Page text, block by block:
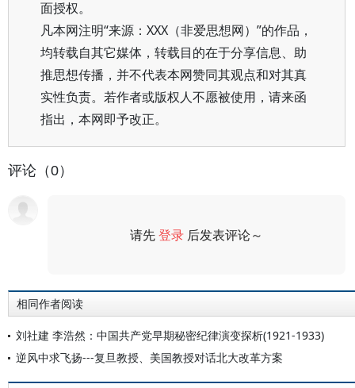
面授权。
凡本网注明“来源：XXX（非爱思想网）”的作品，
均转载自其它媒体，转载目的在于分享信息、助
推思想传播，并不代表本网赞同其观点和对其真
实性负责。若作者或版权人不愿被使用，请来函
指出，本网即予改正。
评论（0）
请先登录 后发表评论～
相同作者阅读
刘社建 李浩然：中国共产党早期秘密纪律演变探析(1921-1933)
逆风中求飞扬---复旦教授、美国教授对话北大改革方案